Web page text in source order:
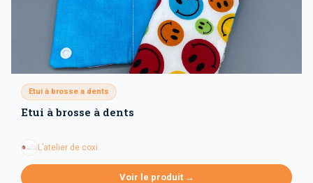
Etui à brosse a dents
Etui à brosse à dents
L’atelier de coxi
Voir le produit →